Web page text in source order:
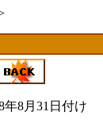
年8月31日付け